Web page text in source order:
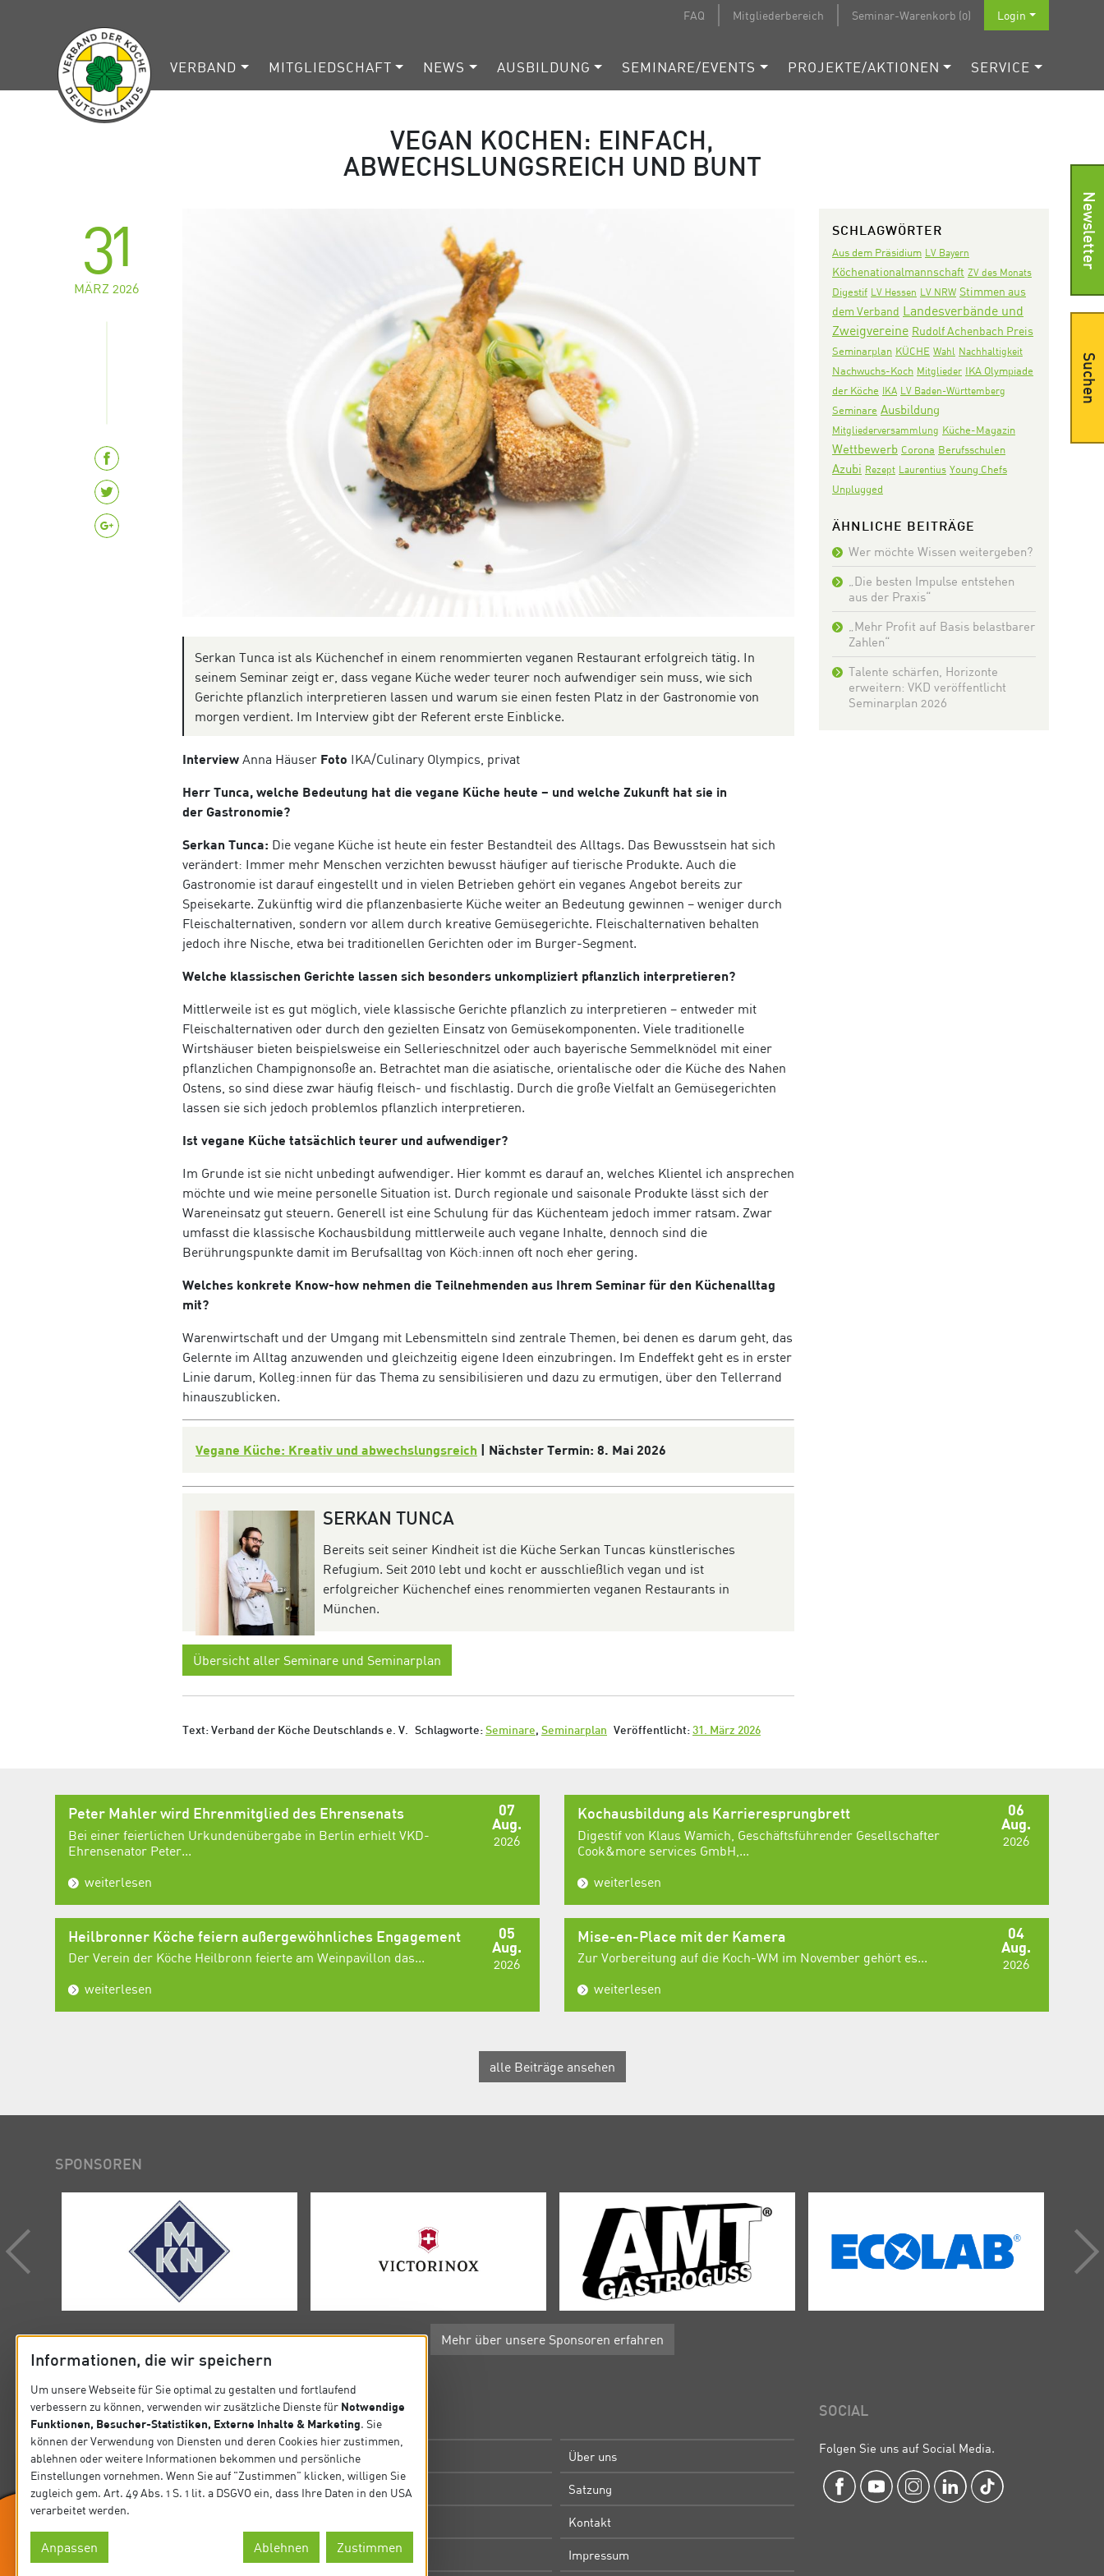
FAQ Mitgliederbereich Seminar-Warenkorb (0) Login
VERBAND MITGLIEDSCHAFT NEWS AUSBILDUNG SEMINARE/EVENTS PROJEKTE/AKTIONEN SERVICE
VEGAN KOCHEN: EINFACH,
ABWECHSLUNGSREICH UND BUNT
31
MÄRZ 2026
Serkan Tunca ist als Küchenchef in einem renommierten veganen Restaurant erfolgreich tätig. In
seinem Seminar zeigt er, dass vegane Küche weder teurer noch aufwendiger sein muss, wie sich
Gerichte pflanzlich interpretieren lassen und warum sie einen festen Platz in der Gastronomie von
morgen verdient. Im Interview gibt der Referent erste Einblicke.
Interview Anna Häuser Foto IKA/Culinary Olympics, privat
Herr Tunca, welche Bedeutung hat die vegane Küche heute – und welche Zukunft hat sie in
der Gastronomie?
Serkan Tunca: Die vegane Küche ist heute ein fester Bestandteil des Alltags. Das Bewusstsein hat sich
verändert: Immer mehr Menschen verzichten bewusst häufiger auf tierische Produkte. Auch die
Gastronomie ist darauf eingestellt und in vielen Betrieben gehört ein veganes Angebot bereits zur
Speisekarte. Zukünftig wird die pflanzenbasierte Küche weiter an Bedeutung gewinnen – weniger durch
Fleischalternativen, sondern vor allem durch kreative Gemüsegerichte. Fleischalternativen behalten
jedoch ihre Nische, etwa bei traditionellen Gerichten oder im Burger-Segment.
Welche klassischen Gerichte lassen sich besonders unkompliziert pflanzlich interpretieren?
Mittlerweile ist es gut möglich, viele klassische Gerichte pflanzlich zu interpretieren – entweder mit
Fleischalternativen oder durch den gezielten Einsatz von Gemüsekomponenten. Viele traditionelle
Wirtshäuser bieten beispielsweise ein Sellerieschnitzel oder auch bayerische Semmelknödel mit einer
pflanzlichen Champignonsoße an. Betrachtet man die asiatische, orientalische oder die Küche des Nahen
Ostens, so sind diese zwar häufig fleisch- und fischlastig. Durch die große Vielfalt an Gemüsegerichten
lassen sie sich jedoch problemlos pflanzlich interpretieren.
Ist vegane Küche tatsächlich teurer und aufwendiger?
Im Grunde ist sie nicht unbedingt aufwendiger. Hier kommt es darauf an, welches Klientel ich ansprechen
möchte und wie meine personelle Situation ist. Durch regionale und saisonale Produkte lässt sich der
Wareneinsatz gut steuern. Generell ist eine Schulung für das Küchenteam jedoch immer ratsam. Zwar
umfasst die klassische Kochausbildung mittlerweile auch vegane Inhalte, dennoch sind die
Berührungspunkte damit im Berufsalltag von Köch:innen oft noch eher gering.
Welches konkrete Know-how nehmen die Teilnehmenden aus Ihrem Seminar für den Küchenalltag
mit?
Warenwirtschaft und der Umgang mit Lebensmitteln sind zentrale Themen, bei denen es darum geht, das
Gelernte im Alltag anzuwenden und gleichzeitig eigene Ideen einzubringen. Im Endeffekt geht es in erster
Linie darum, Kolleg:innen für das Thema zu sensibilisieren und dazu zu ermutigen, über den Tellerrand
hinauszublicken.
Vegane Küche: Kreativ und abwechslungsreich | Nächster Termin: 8. Mai 2026
SERKAN TUNCA
Bereits seit seiner Kindheit ist die Küche Serkan Tuncas künstlerisches
Refugium. Seit 2010 lebt und kocht er ausschließlich vegan und ist
erfolgreicher Küchenchef eines renommierten veganen Restaurants in
München.
Übersicht aller Seminare und Seminarplan
Text: Verband der Köche Deutschlands e. V. Schlagworte: Seminare, Seminarplan Veröffentlicht: 31. März 2026
SCHLAGWÖRTER
Aus dem Präsidium LV Bayern
Köchenationalmannschaft ZV des Monats
Digestif LV Hessen LV NRW Stimmen aus
dem Verband Landesverbände und
Zweigvereine Rudolf Achenbach Preis
Seminarplan KÜCHE Wahl Nachhaltigkeit
Nachwuchs-Koch Mitglieder IKA Olympiade
der Köche IKA LV Baden-Württemberg
Seminare Ausbildung
Mitgliederversammlung Küche-Magazin
Wettbewerb Corona Berufsschulen
Azubi Rezept Laurentius Young Chefs
Unplugged
ÄHNLICHE BEITRÄGE
Wer möchte Wissen weitergeben?
„Die besten Impulse entstehen
aus der Praxis“
„Mehr Profit auf Basis belastbarer
Zahlen“
Talente schärfen, Horizonte
erweitern: VKD veröffentlicht
Seminarplan 2026
07
Aug.
2026
Peter Mahler wird Ehrenmitglied des Ehrensenats
Bei einer feierlichen Urkundenübergabe in Berlin erhielt VKD-
Ehrensenator Peter...
weiterlesen
06
Aug.
2026
Kochausbildung als Karrieresprungbrett
Digestif von Klaus Wamich, Geschäftsführender Gesellschafter
Cook&more services GmbH,...
weiterlesen
05
Aug.
2026
Heilbronner Köche feiern außergewöhnliches Engagement
Der Verein der Köche Heilbronn feierte am Weinpavillon das...
weiterlesen
04
Aug.
2026
Mise-en-Place mit der Kamera
Zur Vorbereitung auf die Koch-WM im November gehört es...
weiterlesen
alle Beiträge ansehen
Newsletter
Suchen
SPONSOREN
Mehr über unsere Sponsoren erfahren
KONTAKT
Verband der Köche Deutschlands e.V.
Steinlestraße 32 60596 Frankfurt
Tel. +49 69 63 0006-0
Fax +49 69 63 0006-10
E-Mail: koeche@vkd.com
© Verband der Köche Deutschlands e.V.
SITEMAP
Startseite Über uns
Präsidium Satzung
Kontakt
Datenschutz Impressum
SOCIAL
Folgen Sie uns auf Social Media.
Wir sind Ausrichter
Informationen, die wir speichern
Um unsere Webseite für Sie optimal zu gestalten und fortlaufend
verbessern zu können, verwenden wir zusätzliche Dienste für Notwendige
Funktionen, Besucher-Statistiken, Externe Inhalte & Marketing. Sie
können der Verwendung von Diensten und deren Cookies hier zustimmen,
ablehnen oder weitere Informationen bekommen und persönliche
Einstellungen vornehmen. Wenn Sie auf "Zustimmen" klicken, willigen Sie
zugleich gem. Art. 49 Abs. 1 S. 1 lit. a DSGVO ein, dass Ihre Daten in den USA
verarbeitet werden.
Anpassen Ablehnen Zustimmen